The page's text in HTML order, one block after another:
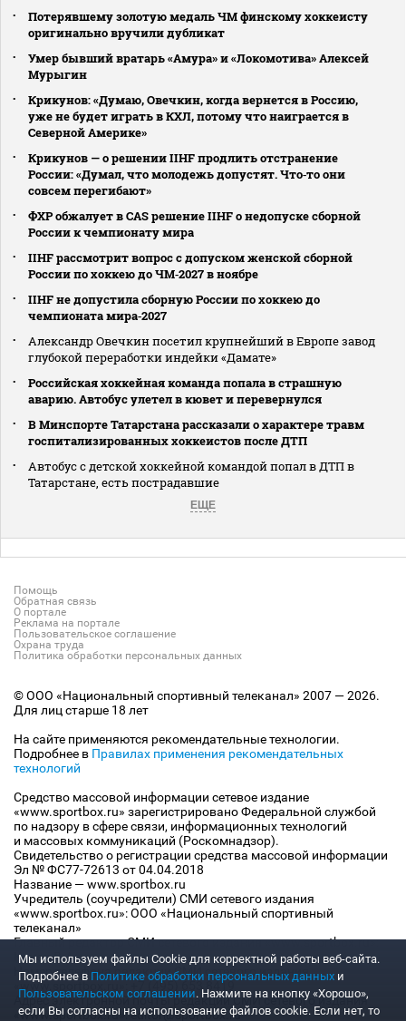
Потерявшему золотую медаль ЧМ финскому хоккеисту
оригинально вручили дубликат
Умер бывший вратарь «Амура» и «Локомотива» Алексей
Мурыгин
Крикунов: «Думаю, Овечкин, когда вернется в Россию,
уже не будет играть в КХЛ, потому что наиграется в
Северной Америке»
Крикунов — о решении IIHF продлить отстранение
России: «Думал, что молодежь допустят. Что‑то они
совсем перегибают»
ФХР обжалует в CAS решение IIHF о недопуске сборной
России к чемпионату мира
IIHF рассмотрит вопрос с допуском женской сборной
России по хоккею до ЧМ‑2027 в ноябре
IIHF не допустила сборную России по хоккею до
чемпионата мира‑2027
Александр Овечкин посетил крупнейший в Европе завод
глубокой переработки индейки «Дамате»
Российская хоккейная команда попала в страшную
аварию. Автобус улетел в кювет и перевернулся
В Минспорте Татарстана рассказали о характере травм
госпитализированных хоккеистов после ДТП
Автобус с детской хоккейной командой попал в ДТП в
Татарстане, есть пострадавшие
ЕЩЕ
Помощь
Обратная связь
О портале
Реклама на портале
Пользовательское соглашение
Охрана труда
Политика обработки персональных данных
© ООО «Национальный спортивный телеканал» 2007 — 2026.
Для лиц старше 18 лет
На сайте применяются рекомендательные технологии.
Подробнее в Правилах применения рекомендательных
технологий
Средство массовой информации сетевое издание
«www.sportbox.ru» зарегистрировано Федеральной службой
по надзору в сфере связи, информационных технологий
и массовых коммуникаций (Роскомнадзор).
Свидетельство о регистрации средства массовой информации
Эл № ФС77-72613 от 04.04.2018
Название — www.sportbox.ru
Учредитель (соучредители) СМИ сетевого издания
«www.sportbox.ru»: ООО «Национальный спортивный
телеканал»
Главный редактор СМИ сетевого издания «www.sportbox.ru»:
Конов В.А.
Номер телефона редакции СМИ сетевого издания
«www.sportbox.ru»: +7 (495) 653 8419
Адрес электронной почты редакции СМИ сетевого издания
«www.sportbox.ru»: editor@sportbox.ru
Мы используем файлы Сookie для корректной работы веб-сайта.
Подробнее в Политике обработки персональных данных и
Пользовательском соглашении. Нажмите на кнопку «Хорошо»,
если Вы согласны на использование файлов cookie. Если нет, то